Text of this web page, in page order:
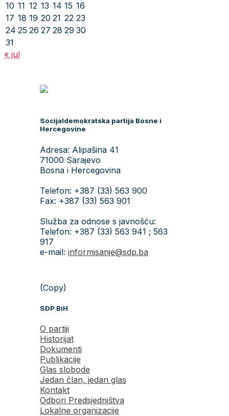
10 11 12 13 14 15 16
17 18 19 20 21 22 23
24 25 26 27 28 29 30
31
« jul
Socijaldemokratska partija Bosne i
Hercegovine
Adresa: Alipašina 41
71000 Sarajevo
Bosna i Hercegovina
Telefon: +387 (33) 563 900
Fax: +387 (33) 563 901
Služba za odnose s javnošću:
Telefon: +387 (33) 563 941 ; 563
917
e-mail: informisanje@sdp.ba
(Copy)
SDP BiH
O partiji
Historijat
Dokumenti
Publikacije
Glas slobode
Jedan član, jedan glas
Kontakt
Odbori Predsjedništva
Lokalne organizacije